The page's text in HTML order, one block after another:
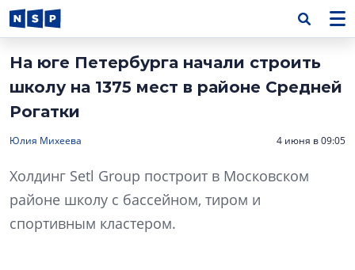
На юге Петербурга начали строить
школу на 1375 мест в районе Средней
Рогатки
Юлия Михеева 4 июня в 09:05
Холдинг Setl Group построит в Московском
районе школу с бассейном, тиром и
спортивным кластером.